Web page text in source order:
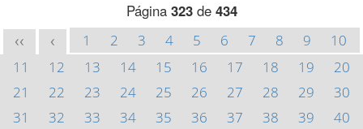
Página 323de 434
<< < 1 2 3 4 5 6 7 8 9
10
11
12 13 14 15 16 17 18 19
20
21
22 23 24 25 26 27 28 29
30
31
32 33 34 35 36 37 38 39
40